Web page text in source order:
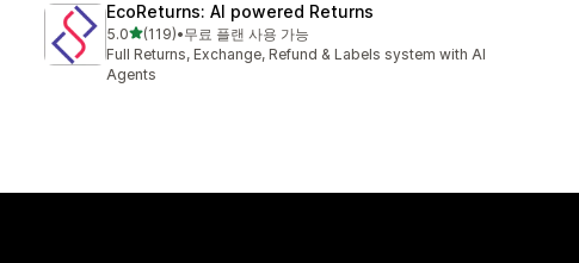
EcoReturns: AI powered Returns
5.0별 5개 중
(119)
총 리뷰 119개
•무료 플랜 사용 가능
Full Returns, Exchange, Refund & Labels system with AI
Agents